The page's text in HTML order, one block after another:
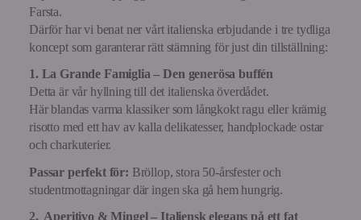
Farsta.
Därför har vi benat ner vårt italienska erbjudande i tre tydliga
koncept som garanterar rätt stämning för just din tillställning:
1. La Grande Famiglia – Den generösa buffén
Detta är vår hyllning till det italienska överdådet.
Här blandas varma klassiker som långkokt ragu eller krämig
risotto med ett hav av kalla delikatesser, handplockade ostar
och charkuterier.
Passar perfekt för: Bröllop, stora 50-årsfester och
studentmottagningar där ingen ska gå hem hungrig.
2. Aperitivo & Mingel – Italiensk elegans på ett fat